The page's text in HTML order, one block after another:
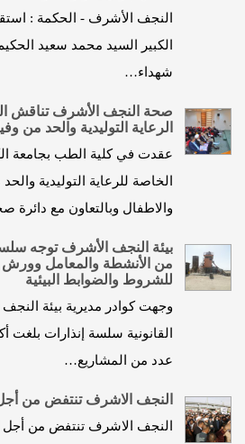
النجف الأشرف - الحكمة :
الكبير السيد محمد سعيد
شهداء…
صحة النجف الأشرف تناقش
الرعاية التوليدية والحد من
عقدت في كلية الطب بجامعة
الخاصة للرعاية التوليدية
والاطفال وبالتعاون مع دائرة
بيئة النجف الأشرف توجه
من الأنشطة والمعامل وورش
للشروط والضوابط البيئية
وجهت كوادر مديرية بيئة
القانونية سلسة إنذارات بلغت
عدد من المشاريع…
النجف الاشرف تنتفض من أجل
النجف الاشرف تنتفض من أجل